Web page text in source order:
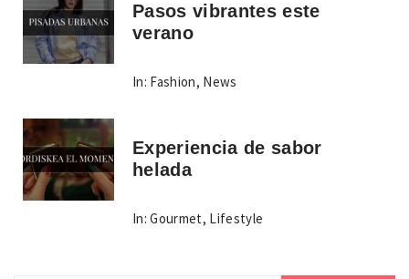
Pasos vibrantes este
verano
In: Fashion, News
Experiencia de sabor
helada
In: Gourmet, Lifestyle